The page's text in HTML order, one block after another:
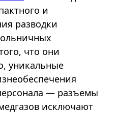
и
разводки
что они
уникальные
— разъемы
исключают